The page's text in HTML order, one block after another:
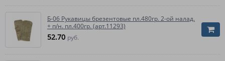
Б-06 Рукавицы брезентовые пл.480гр. 2-ой налад.
+ п/н. пл.400гр. (арт.11293)
52.70 руб.